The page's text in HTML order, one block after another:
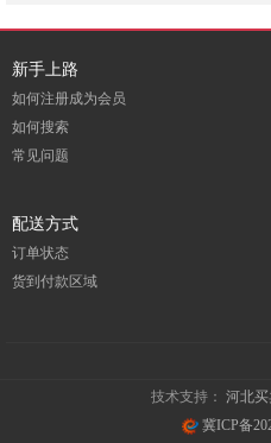
新手上路
如何注册成为会员
如何搜索
常见问题
配送方式
订单状态
货到付款区域
技术支持： 河北买
冀ICP备